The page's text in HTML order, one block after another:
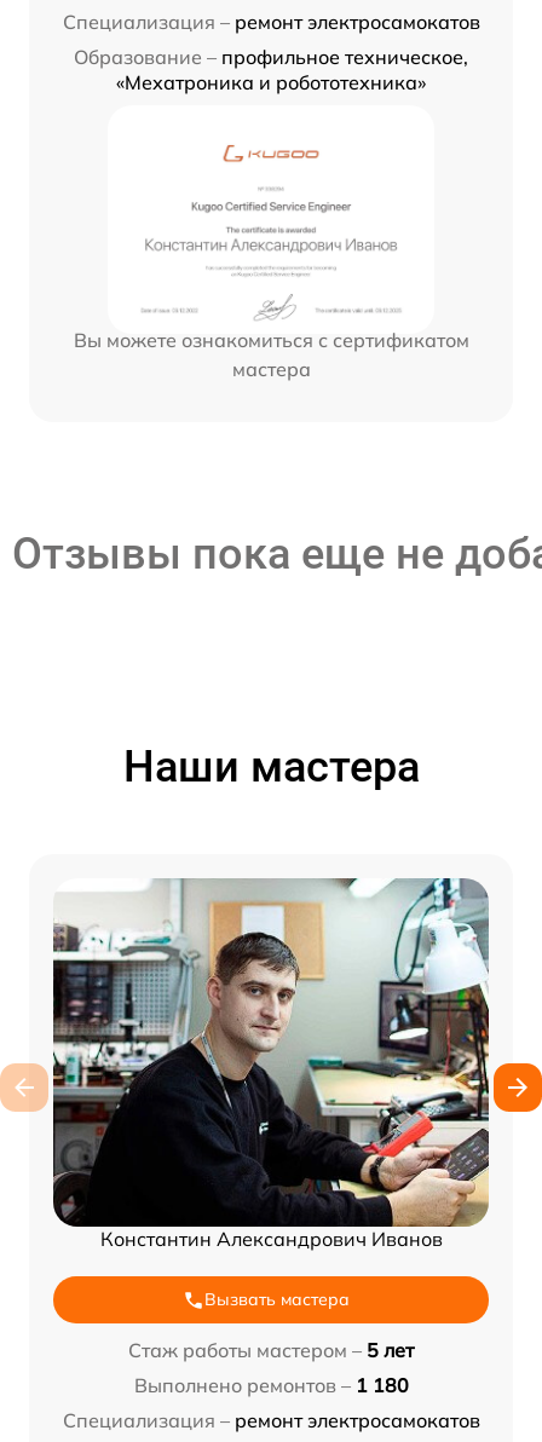
Специализация – ремонт электросамокатов
Образование – профильное техническое,
«Мехатроника и робототехника»
Вы можете ознакомиться с сертификатом
мастера
Отзывы пока еще не
Наши мастера
Константин Александрович Иванов
Вызвать мастера
Стаж работы мастером – 5 лет
Выполнено ремонтов – 1 180
Специализация – ремонт электросамокатов